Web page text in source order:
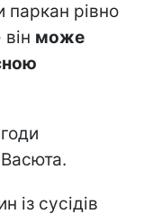
паркан рівно
може
із сусідів